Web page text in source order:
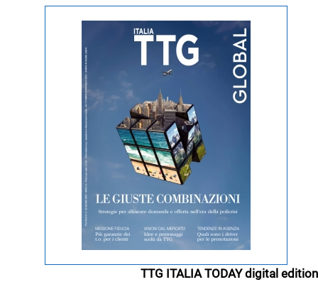
TTG ITALIA TODAY digital edition